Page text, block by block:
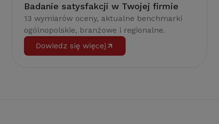
Badanie satysfakcji w Twojej firmie
13 wymiarów oceny, aktualne benchmarki
ogólnopolskie, branżowe i regionalne.
Dowiedz się więcej